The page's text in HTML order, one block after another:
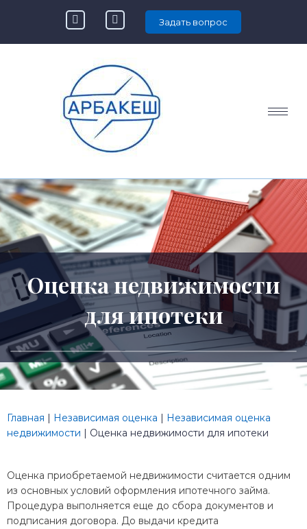
Задать вопрос
Оценка недвижимости
для ипотеки
Главная | Независимая оценка | Независимая оценка
недвижимости | Оценка недвижимости для ипотеки
Оценка приобретаемой недвижимости считается одним
из основных условий оформления ипотечного займа.
Процедура выполняется еще до сбора документов и
подписания договора. До выдачи кредита